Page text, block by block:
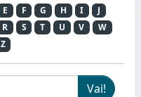
E F G H I
J
R S T U V
W
Z